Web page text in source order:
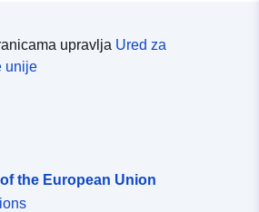
bundesamt-fur-statistik-bfs
01 January 2012
upravlja Ured za
unije
the European Union